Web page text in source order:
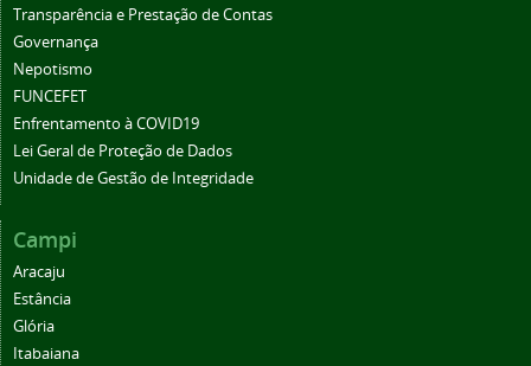
Transparência e Prestação de Contas
Governança
Nepotismo
FUNCEFET
Enfrentamento à COVID19
Lei Geral de Proteção de Dados
Unidade de Gestão de Integridade
Campi
Aracaju
Estância
Glória
Itabaiana